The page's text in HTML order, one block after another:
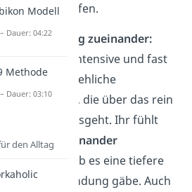
davon zutreffen.
Anziehung zueinander:
besteht eine intensive und fast
unwiderstehliche
die über das rein
hinausgeht. Ihr fühlt
stark voneinander
, als ob es eine tiefere
der Verbindung gäbe. Auch
Modell
Dauer: 04:22
Methode
Dauer: 03:10
den Alltag